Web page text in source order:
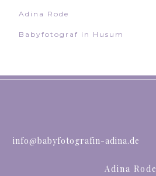
Adina Rode
Babyfotograf in Husum
info@babyfotografin-adina.de
Adina Rode